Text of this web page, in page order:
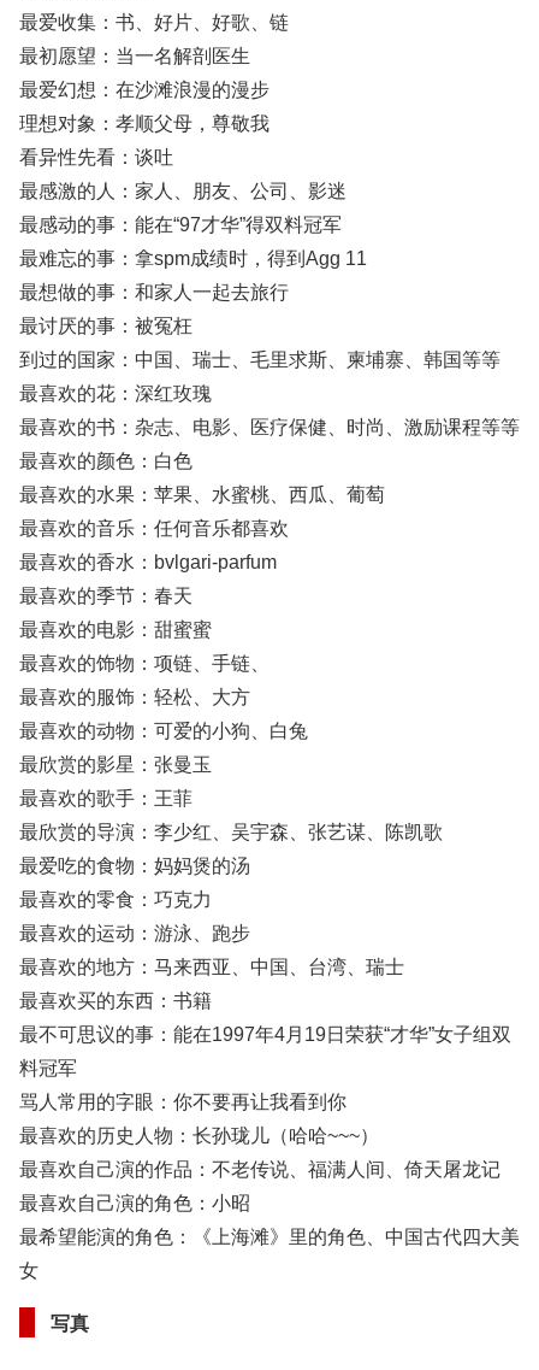
最爱收集：书、好片、好歌、链
最初愿望：当一名解剖医生
最爱幻想：在沙滩浪漫的漫步
理想对象：孝顺父母，尊敬我
看异性先看：谈吐
最感激的人：家人、朋友、公司、影迷
最感动的事：能在“97才华”得双料冠军
最难忘的事：拿spm成绩时，得到Agg 11
最想做的事：和家人一起去旅行
最讨厌的事：被冤枉
到过的国家：中国、瑞士、毛里求斯、柬埔寨、韩国等等
最喜欢的花：深红玫瑰
最喜欢的书：杂志、电影、医疗保健、时尚、激励课程等等
最喜欢的颜色：白色
最喜欢的水果：苹果、水蜜桃、西瓜、葡萄
最喜欢的音乐：任何音乐都喜欢
最喜欢的香水：bvlgari-parfum
最喜欢的季节：春天
最喜欢的电影：甜蜜蜜
最喜欢的饰物：项链、手链、
最喜欢的服饰：轻松、大方
最喜欢的动物：可爱的小狗、白兔
最欣赏的影星：张曼玉
最喜欢的歌手：王菲
最欣赏的导演：李少红、吴宇森、张艺谋、陈凯歌
最爱吃的食物：妈妈煲的汤
最喜欢的零食：巧克力
最喜欢的运动：游泳、跑步
最喜欢的地方：马来西亚、中国、台湾、瑞士
最喜欢买的东西：书籍
最不可思议的事：能在1997年4月19日荣获“才华”女子组双
料冠军
骂人常用的字眼：你不要再让我看到你
最喜欢的历史人物：长孙珑儿（哈哈~~~）
最喜欢自己演的作品：不老传说、福满人间、倚天屠龙记
最喜欢自己演的角色：小昭
最希望能演的角色：《上海滩》里的角色、中国古代四大美
女
写真